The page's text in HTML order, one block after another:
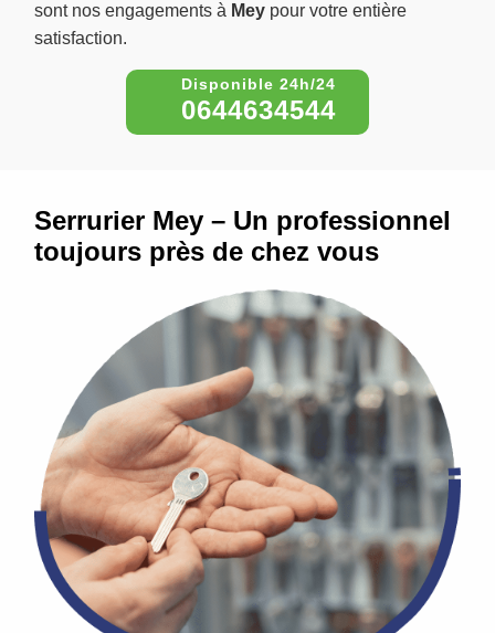
sont nos engagements à Mey pour votre entière
satisfaction.
0644634544
Serrurier Mey – Un professionnel
toujours près de chez vous